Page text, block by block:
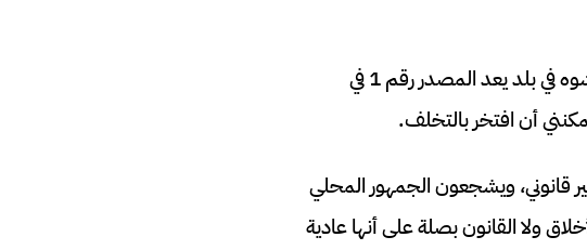
يمكنك أن تتهمني بتشويه صورة المغرب والمغاربة أمام العالم، لكن ماذا سأشوه في بلد يعد المصدر رقم 1 في
أن افتخر بالتخلف.
ويشجعون الجمهور المحلي
ولا القانون بصلة على أنها عادية